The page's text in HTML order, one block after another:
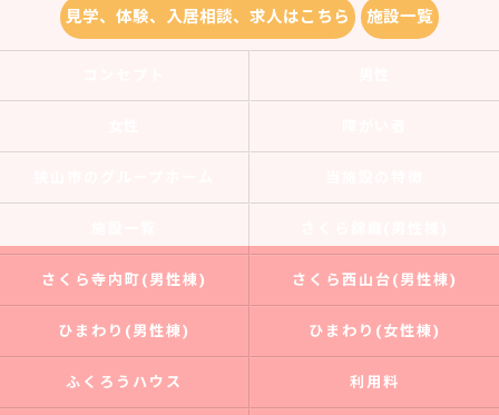
見学、体験、入居相談、求人はこちら 施設一覧
さくら寺内町(男性棟) さくら西山台(男性棟)
ひまわり(男性棟) ひまわり(女性棟)
ふくろうハウス 利用料